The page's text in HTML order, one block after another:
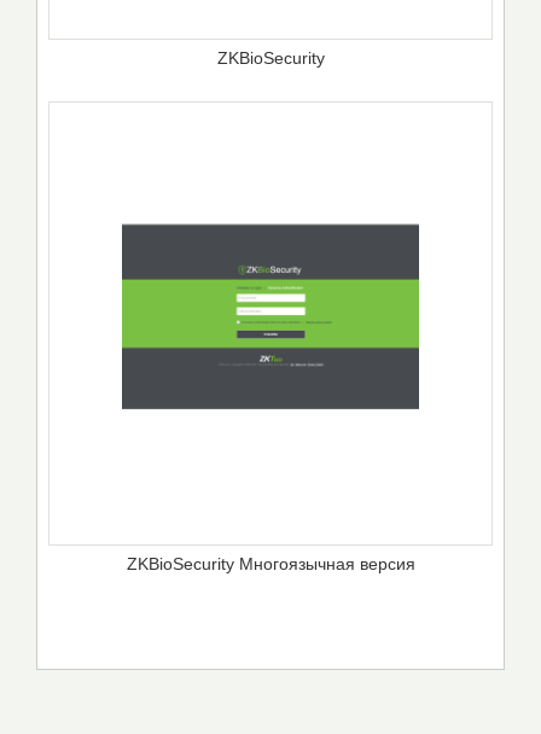
ZKBioSecurity
ZKBioSecurity Многоязычная версия